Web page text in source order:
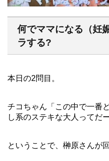
何でママになる（妊
ラする?
本日の2問目。
チコちゃん「この中で一番
し系のステキな大人ってだ
ということで、榊原さんが